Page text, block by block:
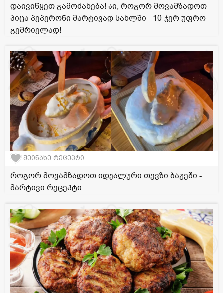
დაივიწყეთ გამოძახება! აი, როგორ მოვამზადოთ
პიცა პეპერონი მარტივად სახლში - 10-ჯერ უფრო
გემრიელად!
შეინახე რეცეპტი
როგორ მოვამზადოთ იდეალური თევზი ბაჟეში -
მარტივი რეცეპტი